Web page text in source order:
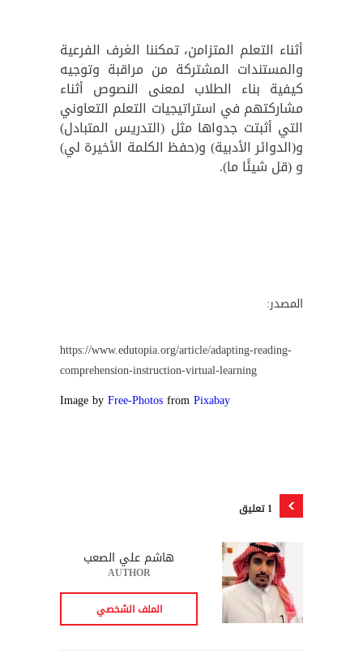
أثناء التعلم المتزامن، تمكننا الغرف الفرعية
والمستندات المشتركة من مراقبة وتوجيه
كيفية بناء الطلاب لمعنى النصوص أثناء
مشاركتهم في استراتيجيات التعلم التعاوني
التي أثبتت جدواها مثل (التدريس المتبادل)
و(الدوائر الأدبية) و(حفظ الكلمة الأخيرة لي)
و (قل شيئًا ما).
المصدر:
https://www.edutopia.org/article/adapting-reading-
comprehension-instruction-virtual-learning
Image byFree-PhotosfromPixabay
1 تعليق
هاشم علي الصعب
AUTHOR
الملف الشخصي